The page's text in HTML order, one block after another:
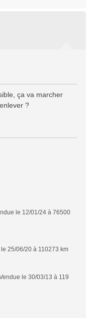
ça va marcher
?
le 12/01/24 à 76500
25/06/20 à 110273 km
le 30/03/13 à 119